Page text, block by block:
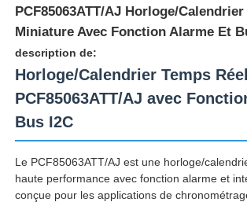
Accueil
Produits
PCF85063ATT/AJ Horloge/Calendrier
Miniature Avec Fonction Alarme Et
description de:
Horloge/Calendrier Temps Réel
PCF85063ATT/AJ avec
Bus I2C
Le PCF85063ATT/AJ est une horloge/
haute performance avec fonction alarme et
conçue pour les applications de